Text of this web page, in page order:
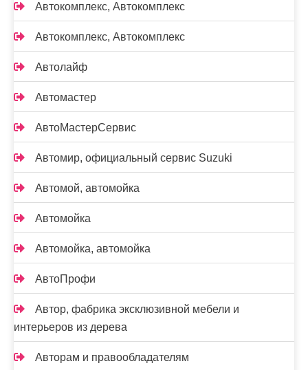
Автокомплекс, Автокомплекс
Автокомплекс, Автокомплекс
Автолайф
Автомастер
АвтоМастерСервис
Автомир, официальный сервис Suzuki
Автомой, автомойка
Автомойка
Автомойка, автомойка
АвтоПрофи
Автор, фабрика эксклюзивной мебели и
интерьеров из дерева
Авторам и правообладателям